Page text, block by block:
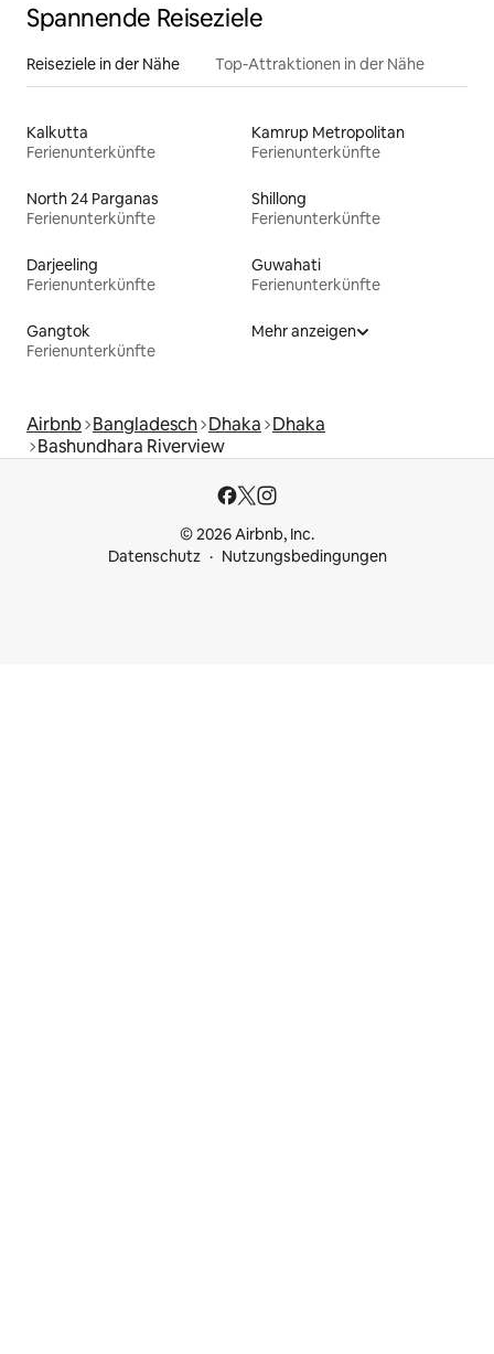
Spannende Reiseziele
Reiseziele in der Nähe Top-Attraktionen in der Nähe
Kalkutta
Ferienunterkünfte
Kamrup Metropolitan
Ferienunterkünfte
North 24 Parganas
Ferienunterkünfte
Shillong
Ferienunterkünfte
Darjeeling
Ferienunterkünfte
Guwahati
Ferienunterkünfte
Gangtok
Ferienunterkünfte
Mehr anzeigen
Airbnb Bangladesch Dhaka Dhaka
Bashundhara Riverview
© 2026 Airbnb, Inc.
Datenschutz
Nutzungsbedingungen